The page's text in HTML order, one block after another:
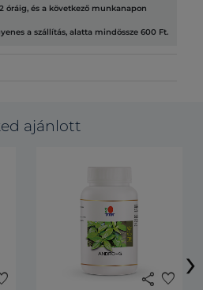
óráig, és a következő munkanapon
a szállítás, alatta mindössze 600 Ft.
ajánlott
share favorite ›